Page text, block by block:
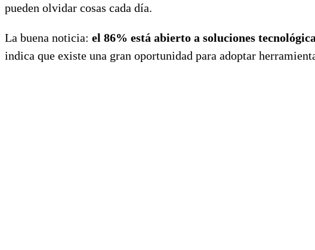
pueden olvidar cosas cada día.
La buena noticia: el 86% está abierto a soluciones
indica que existe una gran oportunidad para adoptar